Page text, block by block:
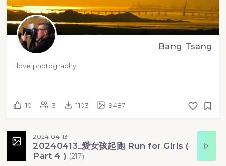
Bang Tsang
I love photography
10 3 1103 9487
2024-04-13
20240413_愛女孩起跑 Run for Girls (
Part 4 ) (217)